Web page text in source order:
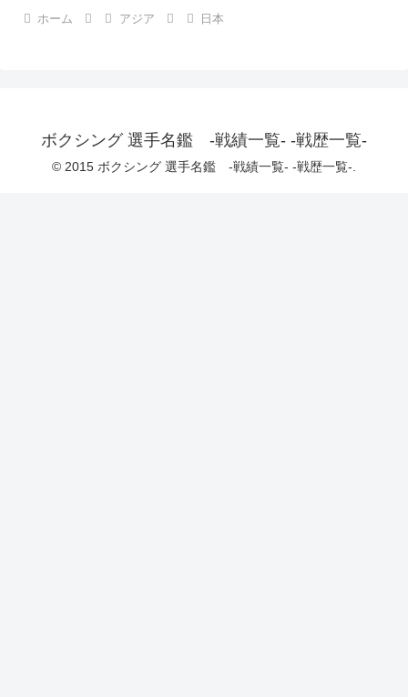
ホーム アジア 日本
ボクシング 選手名鑑 -戦績一覧- -戦歴一覧-
© 2015 ボクシング 選手名鑑 -戦績一覧- -戦歴一覧-.